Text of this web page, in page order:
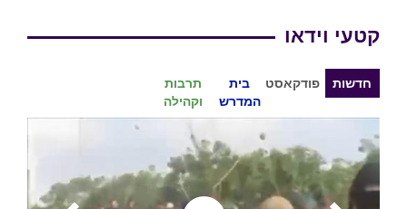
קטעי וידאו
חדשות פודקאסט
בית
המדרש
תרבות
וקהילה